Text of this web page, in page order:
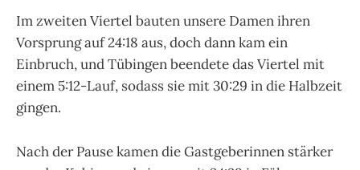
Im zweiten Viertel bauten unsere Damen ihren
Vorsprung auf 24:18 aus, doch dann kam ein
Einbruch, und Tübingen beendete das Viertel mit
einem 5:12-Lauf, sodass sie mit 30:29 in die Halbzeit
gingen.
Nach der Pause kamen die Gastgeberinnen stärker